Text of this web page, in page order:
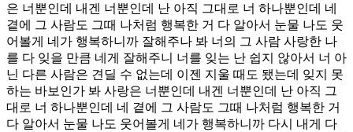
은 너뿐인데 내겐 너뿐인데 난 아직 그대로 너 하나뿐인데 네
곁에 그 사람도 그때 나처럼 행복한 거 다 알아서 눈물 나도 웃
어볼게 네가 행복하니까 잘해주나 봐 너의 그 사람 사랑한 나
를 다 잊을 만큼 네게 잘해주니 너를 잊는 난 쉽지 않아서 너 아
닌 다른 사람은 견딜 수 없는데 이젠 지울 때도 됐는데 잊지 못
하는 바보인가 봐 사랑은 너뿐인데 내겐 너뿐인데 난 아직 그
대로 너 하나뿐인데 네 곁에 그 사람도 그때 나처럼 행복한 거
다 알아서 눈물 나도 웃어볼게 네가 행복하니까 다시 내게 다